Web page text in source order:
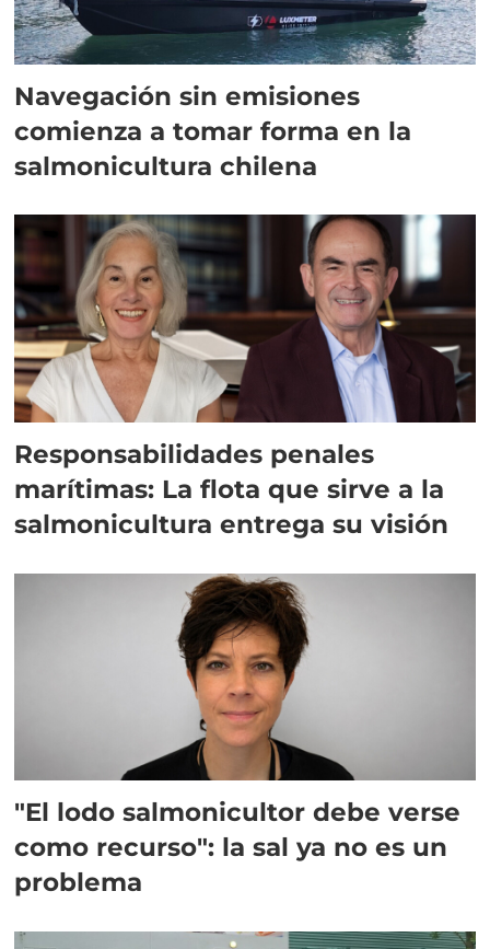
Navegación sin emisiones
comienza a tomar forma en la
salmonicultura chilena
Responsabilidades penales
marítimas: La flota que sirve a la
salmonicultura entrega su visión
"El lodo salmonicultor debe verse
como recurso": la sal ya no es un
problema